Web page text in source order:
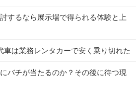
するなら展示場で得られる体験と上
車は業務レンタカーで安く乗り切れた
バチが当たるのか？その後に待つ現